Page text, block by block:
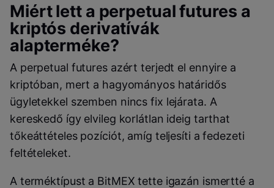
Miért lett a perpetual futures a
kriptós derivatívák
alapterméke?
A perpetual futures azért terjedt el ennyire a
kriptóban, mert a hagyományos határidős
ügyletekkel szemben nincs fix lejárata. A
kereskedő így elvileg korlátlan ideig tarthat
tőkeáttételes pozíciót, amíg teljesíti a fedezeti
feltételeket.
A terméktípust a BitMEX tette igazán ismertté a